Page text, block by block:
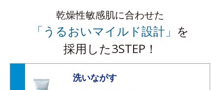
乾燥性敏感肌に合わせた
「うるおいマイルド設計」 を
採用した3STEP！
洗いながす